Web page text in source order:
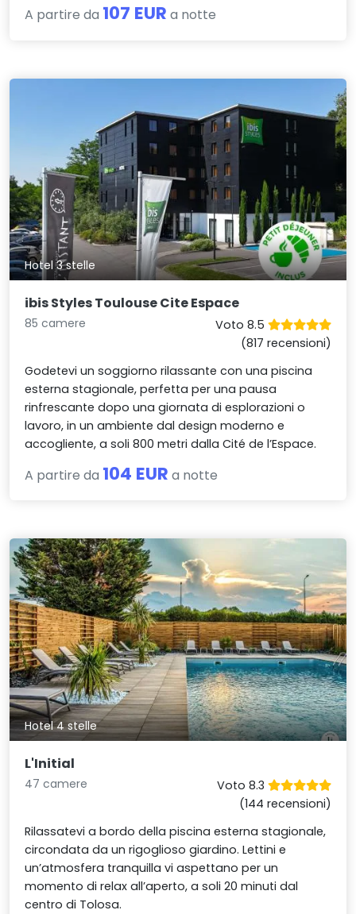
A partire da 107 EUR a notte
Hotel 3 stelle
ibis Styles Toulouse Cite Espace
85 camere
Voto 8.5
(817 recensioni)
Godetevi un soggiorno rilassante con una piscina
esterna stagionale, perfetta per una pausa
rinfrescante dopo una giornata di esplorazioni o
lavoro, in un ambiente dal design moderno e
accogliente, a soli 800 metri dalla Cité de l’Espace.
A partire da 104 EUR a notte
Hotel 4 stelle
L'Initial
47 camere
Voto 8.3
(144 recensioni)
Rilassatevi a bordo della piscina esterna stagionale,
circondata da un rigoglioso giardino. Lettini e
un’atmosfera tranquilla vi aspettano per un
momento di relax all’aperto, a soli 20 minuti dal
centro di Tolosa.